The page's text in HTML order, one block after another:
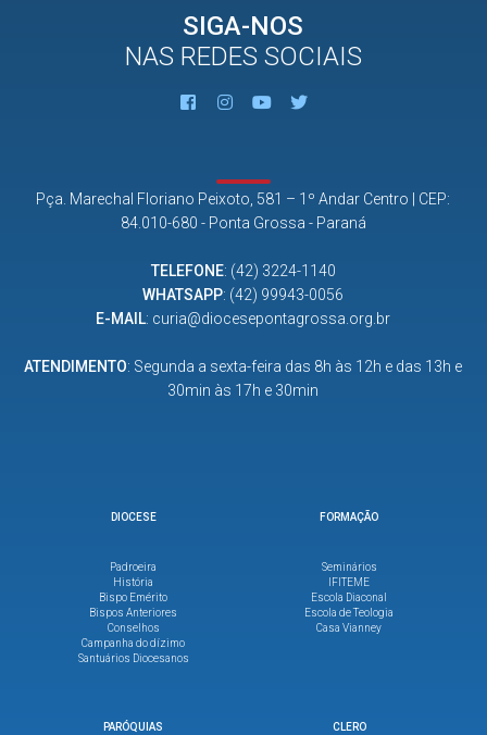
SIGA-NOS
NAS REDES SOCIAIS
Pça. Marechal Floriano Peixoto, 581 – 1º Andar Centro | CEP:
84.010-680 - Ponta Grossa - Paraná
TELEFONE: (42) 3224-1140
WHATSAPP: (42) 99943-0056
E-MAIL: curia@diocesepontagrossa.org.br
ATENDIMENTO: Segunda a sexta-feira das 8h às 12h e das 13h e
30min às 17h e 30min
DIOCESE
Padroeira
História
Bispo Emérito
Bispos Anteriores
Conselhos
Campanha do dízimo
Santuários Diocesanos
FORMAÇÃO
Seminários
IFITEME
Escola Diaconal
Escola de Teologia
Casa Vianney
PARÓQUIAS CLERO